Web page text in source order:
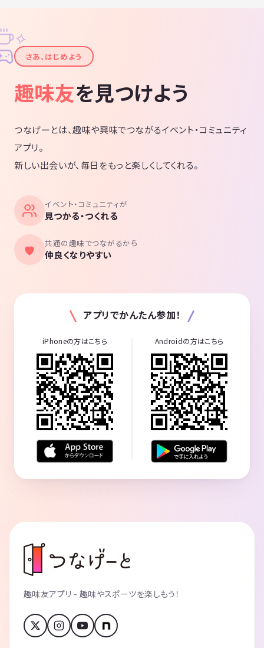
✦
✧
さあ、はじめよう
趣味友を見つけよう
つなげーとは、趣味や興味でつながるイベント・コミュニティ
アプリ。
新しい出会いが、毎日をもっと楽しくしてくれる。
イベント・コミュニティが
見つかる・つくれる
共通の趣味でつながるから
仲良くなりやすい
アプリでかんたん参加！
iPhoneの方はこちら Androidの方はこちら
趣味友アプリ - 趣味やスポーツを楽しもう！